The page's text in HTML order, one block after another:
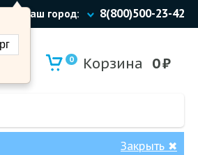
Ваш город: 8(800)500-23-42
0 Корзина 0₽
Закрыть ✖